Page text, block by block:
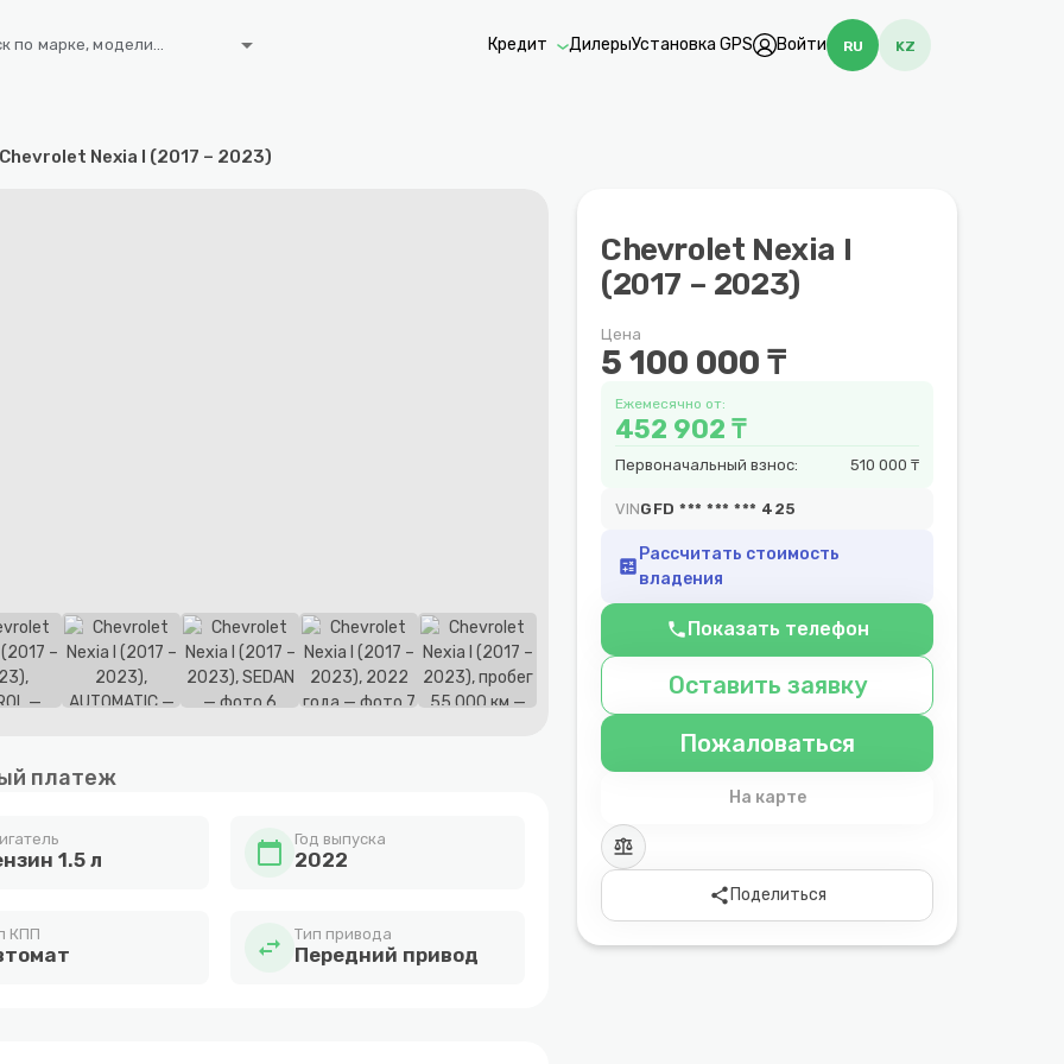
по марке, модели... arrow_drop_down Кредит ДилерыУстановка GPS Войти RU KZ
Chevrolet Nexia I (2017 – 2023)
Chevrolet Nexia I
(2017 – 2023)
Цена
5 100 000 ₸
Ежемесячно от:
452 902 ₸
Первоначальный взнос: 510 000 ₸
VINGFD *** *** *** 425
calculate
Рассчитать стоимость
владения
phone Показать телефон
Оставить заявку
Пожаловаться
На карте
balance
share Поделиться
платеж
1.5 л calendar_today Год выпуска
2022
КПП swap_horiz Тип привода
Передний привод